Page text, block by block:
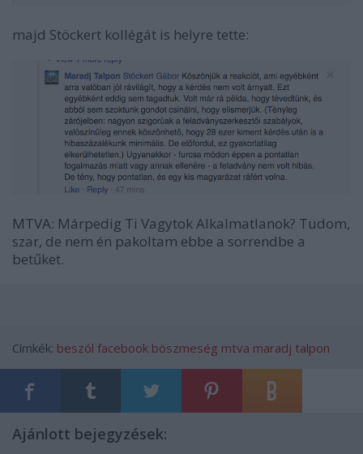
majd Stöckert kollégát is helyre tette:
MTVA: Márpedig Ti Vagytok Alkalmatlanok? Tudom,
szar, de nem én pakoltam ebbe a sorrendbe a
betűket.
Címkék: beszól facebook böszmeség mtva maradj talpon
Ajánlott bejegyzések: